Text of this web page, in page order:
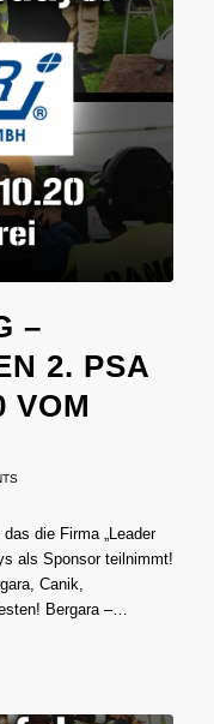
–
2. PSA
VOM
die Firma „Leader
als Sponsor teilnimmt!
Canik,
Bergara –…